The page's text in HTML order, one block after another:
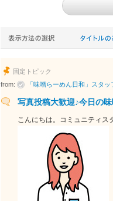
固定トピック
from:
「味噌らーめん日和」スタッ
写真投稿大歓迎♪今日の味
こんにちは。コミュニティス